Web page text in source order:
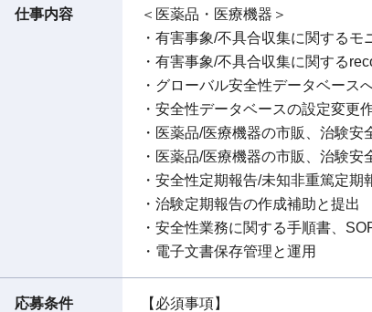
仕事内容
＜医薬品・医療機器＞
・有害事象/不具合収集に関するモ
・有害事象/不具合収集に関する
・グローバル安全性データベース
・安全性データベースの設定変更
・医薬品/医療機器の市販、治験
・医薬品/医療機器の市販、治験安
・安全性定期報告/未知非重篤定期
・治験定期報告の作成補助と提出
・安全性業務に関する手順書、
・電子文書保存管理と運用
応募条件
【必須事項】